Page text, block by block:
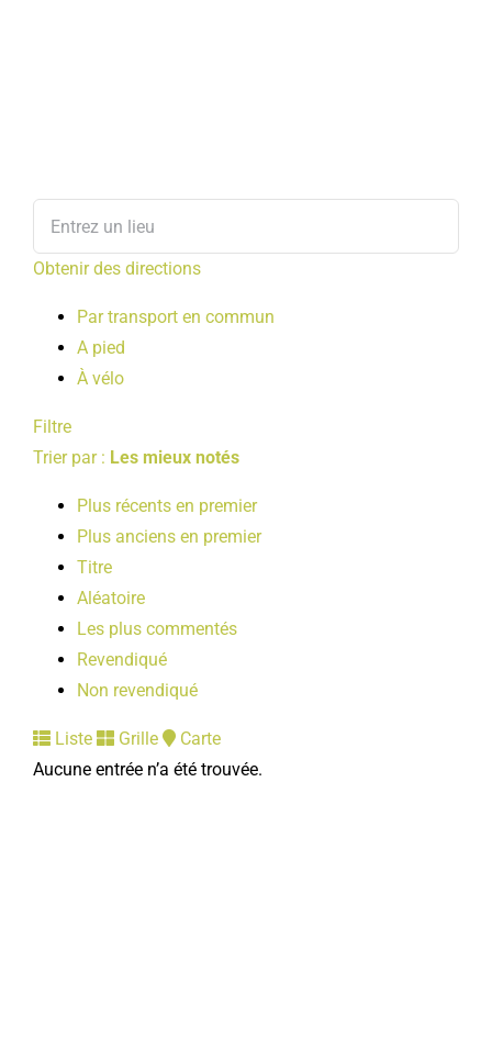
Obtenir des directions
Par transport en commun
A pied
À vélo
Filtre
Trier par : Les mieux notés
Plus récents en premier
Plus anciens en premier
Titre
Aléatoire
Les plus commentés
Revendiqué
Non revendiqué
Liste Grille
Carte
Aucune entrée n’a été trouvée.